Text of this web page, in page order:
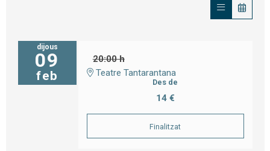
dijous
09
feb
20:00 h
Teatre Tantarantana
Des de
14 €
Finalitzat